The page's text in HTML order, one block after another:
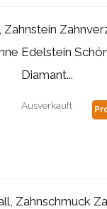
Zahnstein
Edelstein
Diamant...
Ausverkauft
Zahnschmuck